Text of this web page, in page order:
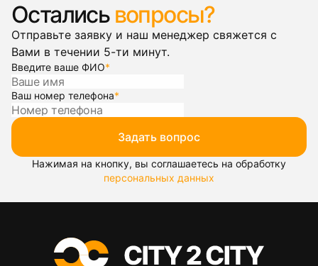
Остались вопросы?
Отправьте заявку и наш менеджер свяжется с
Вами в течении 5-ти минут.
Введите ваше ФИО*
Ваш номер телефона*
Задать вопрос
Нажимая на кнопку, вы соглашаетесь на обработку
персональных данных